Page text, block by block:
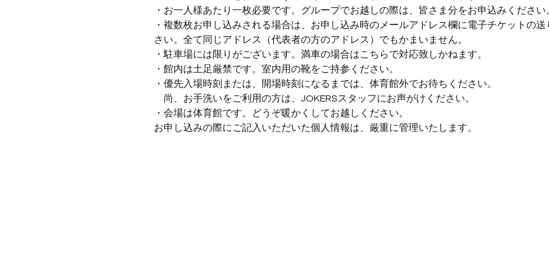
・お一人様あたり一枚必要です。グループでお越しの際は、皆さま分をお申込みください
・複数枚お申し込みされる場合は、お申し込み時のメールアドレス欄に電子チケットの
さい。全て同じアドレス（代表者の方のアドレス）でもかまいません。
・駐車場には限りがございます。満車の場合はこちらで対応致しかねます。
・館内は土足厳禁です。室内用の靴をご持参ください。
・優先入場時刻または、開場時刻になるまでは、体育館外でお待ちください。
尚、お手洗いをご利用の方は、JOKERSスタッフにお声がけください。
・会場は体育館です。どうぞ暖かくしてお越しください。
お申し込みの際にご記入いただいた個人情報は、厳重に管理いたします。